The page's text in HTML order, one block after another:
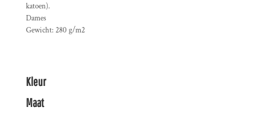
katoen).
Dames
Gewicht: 280 g/m2
Kleur
Maat